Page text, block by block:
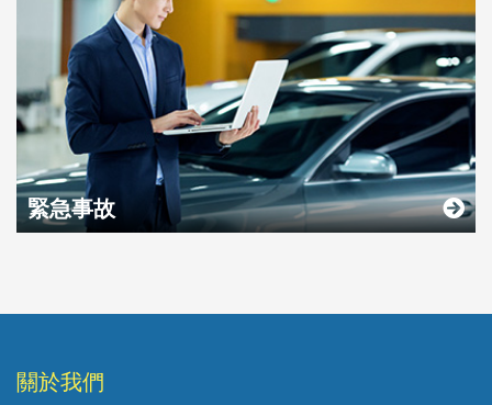
緊急事故
關於我們